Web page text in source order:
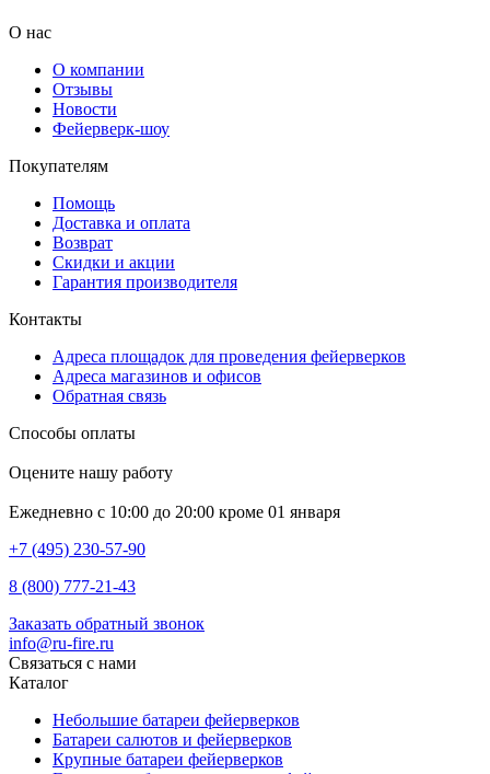
О нас
О компании
Отзывы
Новости
Фейерверк-шоу
Покупателям
Помощь
Доставка и оплата
Возврат
Скидки и акции
Гарантия производителя
Контакты
Адреса площадок для проведения фейерверков
Адреса магазинов и офисов
Обратная связь
Способы оплаты
Оцените нашу работу
Ежедневно с 10:00 до 20:00 кроме 01 января
+7 (495) 230-57-90
8 (800) 777-21-43
Заказать обратный звонок
info@ru-fire.ru
Связаться с нами
Каталог
Небольшие батареи фейерверков
Батареи салютов и фейерверков
Крупные батареи фейерверков